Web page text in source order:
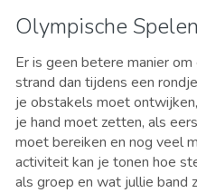
Olympische
Er is geen betere manier
strand dan tijdens een
je obstakels moet
je hand moet zetten, als
moet bereiken en nog veel
activiteit kan je tonen hoe
als groep en wat jullie band